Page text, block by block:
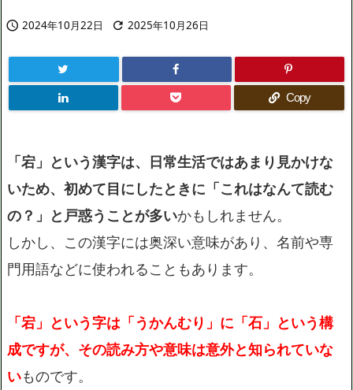
 2024年10月22日  2025年10月26日
Copy
「宕」という漢字は、日常生活ではあまり見かけな
いため、初めて目にしたときに「これはなんて読む
の？」と戸惑うことが多いかもしれません。
しかし、この漢字には奥深い意味があり、名前や専
門用語などに使われることもあります。
「宕」という字は「うかんむり」に「石」という構
成ですが、その読み方や意味は意外と知られていな
いものです。